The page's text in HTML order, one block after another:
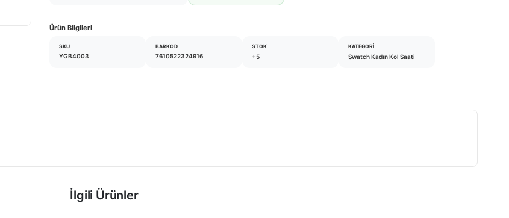
Ürün Bilgileri
SKU
YGB4003
BARKOD
7610522324916
STOK
+5
KATEGORI
Swatch Kadın Kol Saati
İlgili Ürünler